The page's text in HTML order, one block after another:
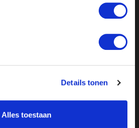
Details tonen
Alles toestaan
Steunbetuigingen